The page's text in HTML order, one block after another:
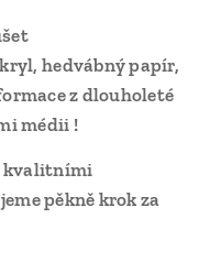
hedvábný papír,
z dlouholeté
médii !
kvalitními
pěkně krok za